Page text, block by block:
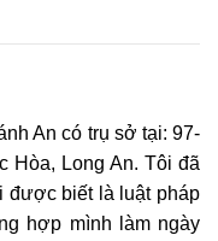
An có trụ sở tại: 97-
Hòa, Long An. Tôi đã
được biết là luật pháp
hợp mình làm ngày